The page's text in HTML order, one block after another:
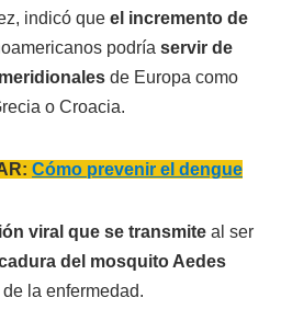
indicó que el incremento de
podría servir de
de Europa como
o Croacia.
Cómo prevenir el dengue
viral que se transmite al ser
del mosquito Aedes
la enfermedad.